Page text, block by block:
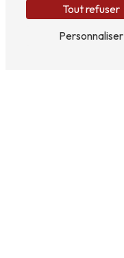
Tout refuser
Personnaliser